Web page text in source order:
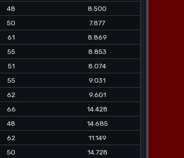
48
8.500
50
7.877
61
8.869
55
8.853
51
8.074
55
9.031
62
9.601
66
14.428
48
14.685
62
11.149
50
14.728